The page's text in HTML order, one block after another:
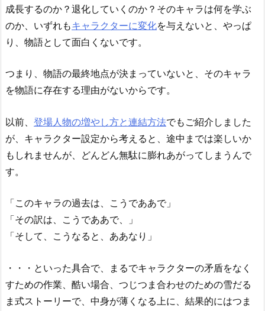
成長するのか？退化していくのか？そのキャラは何を学ぶ
のか、いずれもキャラクターに変化を与えないと、やっぱ
り、物語として面白くないです。
つまり、物語の最終地点が決まっていないと、そのキャラ
を物語に存在する理由がないからです。
以前、 登場人物の増やし方と連結方法でもご紹介しました
が、キャラクター設定から考えると、途中までは楽しいか
もしれませんが、どんどん無駄に膨れあがってしまうんで
す。
「このキャラの過去は、こうでああで」
「その訳は、こうでああで、」
「そして、こうなると、ああなり」
・・・といった具合で、まるでキャラクターの矛盾をなく
すための作業、酷い場合、つじつま合わせのための雪だる
ま式ストーリーで、中身が薄くなる上に、結果的にはつま